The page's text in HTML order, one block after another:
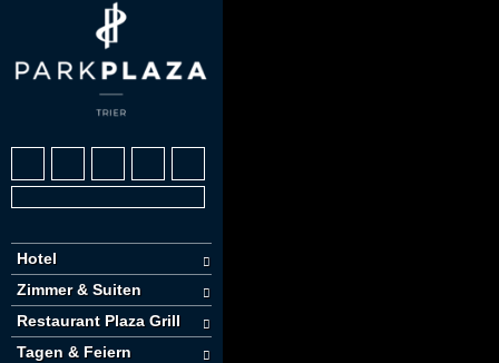
Hotel
Zimmer & Suiten
Restaurant Plaza Grill
Tagen & Feiern